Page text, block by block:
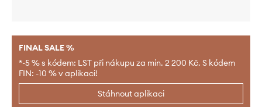
FINAL SALE %
*-5 % s kódem: LST při nákupu za min. 2 200 Kč. S kódem
FIN: -10 % v aplikaci!
Stáhnout aplikaci